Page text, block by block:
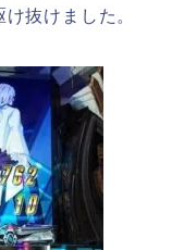
抜けました。